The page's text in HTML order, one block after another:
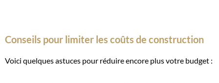
Conseils pour limiter les coûts de construction
Voici quelques astuces pour réduire encore plus votre budget :